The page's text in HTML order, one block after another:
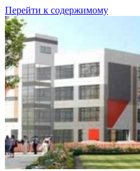
Перейти к содержимому